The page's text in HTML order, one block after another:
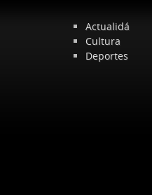
Actualidá
Cultura
Deportes